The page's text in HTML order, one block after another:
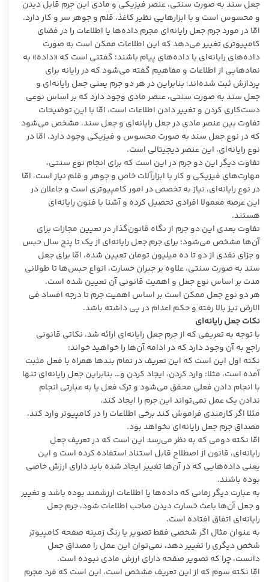
جعل سند به صورت سنتی، عنصر فیزیکی و مادی این جرم قابل دیدن
و محسوس است و با ابزار‌هایی نظیر کاغذ، قلم و جوهر سر و کار دارد.
امّا در مورد جرم جعل رایانه‌ای مجرم داده‌ها یا اطلاعات را در فضای
کامپیوتری تغییر می‌دهد که این اطلاعات ممکن است به صورت
داده‌های رایانه‌ای یا داده‌های پیام باشند؛ گفتنی است که «داده» به
نماد‌هایی از اطلاعات و مفاهیم گفته می‌شود که در رایانه برای
پردازش ثبت شده‌اند؛ بنابراین در هر دو جرم یعنی جعل رایانه‌ای و
جعل سند به صورت سنتی، عنصر مادی وجود دارد که بر اساس نوعی
دست‌کاری کردن و تغییر دادن اطلاعات است، امّا با این توضیحات
تفاوت بین عنصر مادی در جعل رایانه‌ای و جعل سند، مشخص می‌شود
که در نوع جعل سند به صورت محسوس و فیزیکی وجود دارد، امّا در
نوع رایانه‌ای، این عنصر دیجیتالی است.
تفاوت دیگر این دو جرم در این است که برای انجام نوع سنتی،
مهارت‌های فیزیکی و کار با ابزارآلات خاص و جوهر و قلم نیاز است، امّا
در نوع رایانه‌ای، نیاز به تخصص در امور کامپیوتری است و جاعلان در
این عرصه معمولا افرادی تحصیل کرده و آشنا با فنون رایانه‌ای
هستند.
تفاوت بعدی این دو جرم از نگاه قانون‌گذار در تعیین مجازات برای
آن‌ها مشخص می‌شود؛ برای جرم جعل رایانه‌ای از یک تا پنج سال حبس
و جزای نقدی از دو تا ده میلیون تومان تعیین شده، امّا برای جعل
سند به صورت سنتی، علاوه بر جبران خسارت، انواع حبس‌ها تا طولانی
مدت بر اساس نوع جعل و اهمیت قانونی آن تعیین شده است.
هر دو نوع جعل ممکن است بر اساس اهمیت جرم تا درجه افساد فی
الارض نیز بالا رفته و حکم اعدام در پی داشته باشد.
نکات جعل رایانه‌ای
با توجه به تعریفی که از جرم جعل رایانه‌ای ارائه شد، نکاتی قانونی
راجع به آن وجود دارد که در ادامه آن‌ها را خواهید خواند:
نکته اول این است که این تعریف در تمام بند‌ها همراه با فعل مثبت
آمده است، مثلا: وارد کردن، ایجاد کردن و… بنابراین جعل رایانه‌ای تنها
با انجام دادن فعلی محقق می‌شود و ترک فعل یا به عبارتی انجام
ندادن یک عمل نمی‌تواند این جرم را ایجاد کند.
مثلا اگر کارمندی فراموش کند برخی اطلاعات را در کامپیوتر وارد کند،
مصداق جرم جعل رایانه‌ای نخواهد بود.
امّا نکته دومی که به نظر می‌رسد این است که در تعریف جعل
رایانه‌ای، قانون از اصطلاح قابل استناد استفاده کرده است و این
یعنی داده‌هایی که در آن‌ها تغییر ایجاد شده باید دارای ارزش خاصی
بوده باشند.
به عبارت دیگر زمانی که داده‌ها یا اطلاعات ارزشمند بوده باشد و تغییر
و جعل آن‌ها باعث خسارت دیدن صاحب اطلاعات شود، جرم جعل
رایانه‌ای اتفاق افتاده است.
به عنوان مثال اگر شخصی فقط تصویر یا رنگ زمینه صفحه کامپیوتر
شخص دیگری را تغییر دهد، نمی‌توان این عمل را مصداق جعل
دانست، چرا که تصویر صفحه دارای ارزش مادی نبوده است.
امّا نکته سوم که از این تعریف مشخص است، این است که فرد مجرم